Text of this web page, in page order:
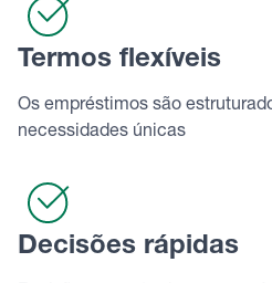
Termos flexíveis
Os empréstimos são
necessidades únicas
Decisões rápidas